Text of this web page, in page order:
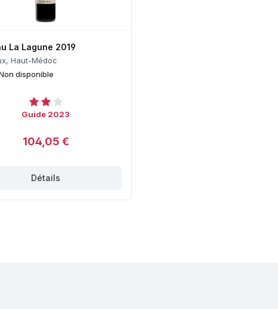
La Lagune 2019
Haut-Médoc
disponible
Guide 2023
104,05 €
Détails